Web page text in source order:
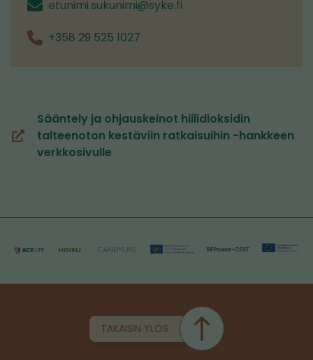
etunimi.sukunimi@syke.fi
+358 29 525 1027
Sääntely ja ohjauskeinot hiilidioksidin
talteenoton kestäviin ratkaisuihin -hankkeen
verkkosivulle
(siirryt
toiseen
TAKAISIN YLÖS